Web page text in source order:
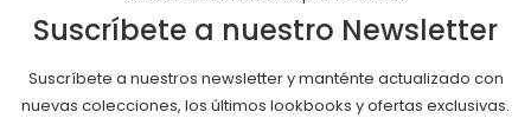
Suscríbete a nuestro Newsletter
Suscríbete a nuestros newsletter y manténte actualizado con
nuevas colecciones, los últimos lookbooks y ofertas exclusivas.